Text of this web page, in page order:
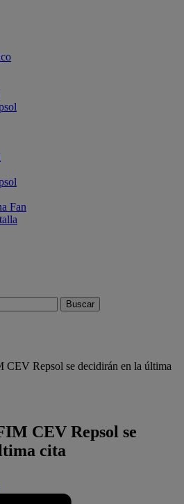
Fan
CEV Repsol se decidirán en la última
CEV Repsol se
cita